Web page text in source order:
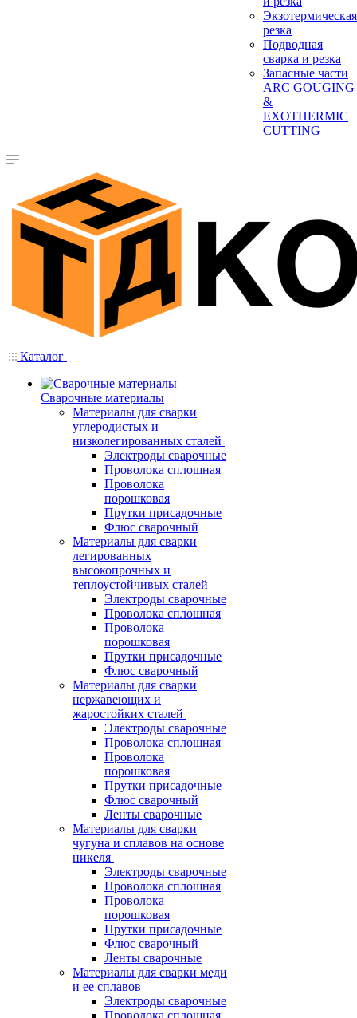
Экзотермическая
резка
Подводная
сварка и резка
Запасные части
ARC GOUGING
&
EXOTHERMIC
CUTTING
Каталог
Сварочные материалы
Материалы для сварки
углеродистых и
низколегированных сталей
Электроды сварочные
Проволока сплошная
Проволока
порошковая
Прутки присадочные
Флюс сварочный
Материалы для сварки
легированных
высокопрочных и
теплоустойчивых сталей
Электроды сварочные
Проволока сплошная
Проволока
порошковая
Прутки присадочные
Флюс сварочный
Материалы для сварки
нержавеющих и
жаростойких сталей
Электроды сварочные
Проволока сплошная
Проволока
порошковая
Прутки присадочные
Флюс сварочный
Ленты сварочные
Материалы для сварки
чугуна и сплавов на основе
никеля
Электроды сварочные
Проволока сплошная
Проволока
порошковая
Прутки присадочные
Флюс сварочный
Ленты сварочные
Материалы для сварки меди
и ее сплавов
Электроды сварочные
Проволока сплошная